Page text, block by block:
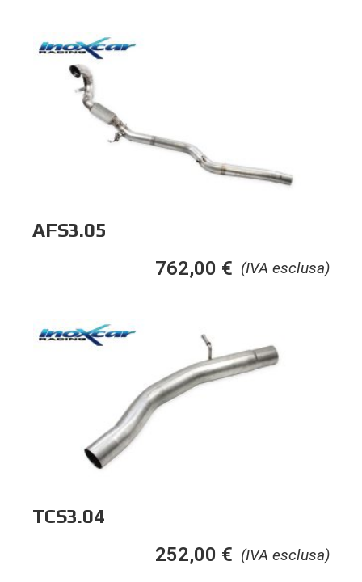
AFS3.05
(IVA esclusa)
762,00 €
TCS3.04
(IVA esclusa)
252,00 €